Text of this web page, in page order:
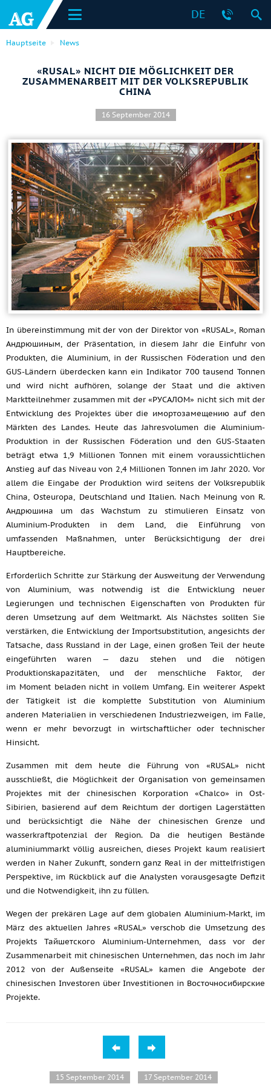
DE
Hauptseite News
«RUSAL» NICHT DIE MÖGLICHKEIT DER
ZUSAMMENARBEIT MIT DER VOLKSREPUBLIK
CHINA
16 September 2014
In übereinstimmung mit der von der Direktor von «RUSAL», Roman
Андрюшиным, der Präsentation, in diesem Jahr die Einfuhr von
Produkten, die Aluminium, in der Russischen Föderation und den
GUS-Ländern überdecken kann ein Indikator 700 tausend Tonnen
und wird nicht aufhören, solange der Staat und die aktiven
Marktteilnehmer zusammen mit der «РУСАЛОМ» nicht sich mit der
Entwicklung des Projektes über die имортозамещению auf den
Märkten des Landes. Heute das Jahresvolumen die Aluminium-
Produktion in der Russischen Föderation und den GUS-Staaten
beträgt etwa 1,9 Millionen Tonnen mit einem voraussichtlichen
Anstieg auf das Niveau von 2,4 Millionen Tonnen im Jahr 2020. Vor
allem die Eingabe der Produktion wird seitens der Volksrepublik
China, Osteuropa, Deutschland und Italien. Nach Meinung von R.
Андрюшина um das Wachstum zu stimulieren Einsatz von
Aluminium-Produkten in dem Land, die Einführung von
umfassenden Maßnahmen, unter Berücksichtigung der drei
Hauptbereiche.
Erforderlich Schritte zur Stärkung der Ausweitung der Verwendung
von Aluminium, was notwendig ist die Entwicklung neuer
Legierungen und technischen Eigenschaften von Produkten für
deren Umsetzung auf dem Weltmarkt. Als Nächstes sollten Sie
verstärken, die Entwicklung der Importsubstitution, angesichts der
Tatsache, dass Russland in der Lage, einen großen Teil der heute
eingeführten waren — dazu stehen und die nötigen
Produktionskapazitäten, und der menschliche Faktor, der
im Moment beladen nicht in vollem Umfang. Ein weiterer Aspekt
der Tätigkeit ist die komplette Substitution von Aluminium
anderen Materialien in verschiedenen Industriezweigen, im Falle,
wenn er mehr bevorzugt in wirtschaftlicher oder technischer
Hinsicht.
Zusammen mit dem heute die Führung von «RUSAL» nicht
ausschließt, die Möglichkeit der Organisation von gemeinsamen
Projektes mit der chinesischen Korporation «Chalco» in Ost-
Sibirien, basierend auf dem Reichtum der dortigen Lagerstätten
und berücksichtigt die Nähe der chinesischen Grenze und
wasserkraftpotenzial der Region. Da die heutigen Bestände
aluminiummarkt völlig ausreichen, dieses Projekt kaum realisiert
werden in Naher Zukunft, sondern ganz Real in der mittelfristigen
Perspektive, im Rückblick auf die Analysten vorausgesagte Defizit
und die Notwendigkeit, ihn zu füllen.
Wegen der prekären Lage auf dem globalen Aluminium-Markt, im
März des aktuellen Jahres «RUSAL» verschob die Umsetzung des
Projekts Тайшетского Aluminium-Unternehmen, dass vor der
Zusammenarbeit mit chinesischen Unternehmen, das noch im Jahr
2012 von der Außenseite «RUSAL» kamen die Angebote der
chinesischen Investoren über Investitionen in Восточносибирские
Projekte.
15 September 2014 17 September 2014